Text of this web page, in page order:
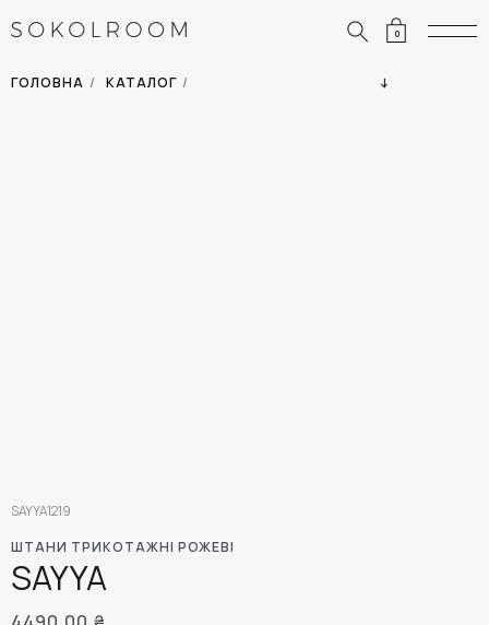
0
ГОЛОВНА / КАТАЛОГ /
ШТАНИ ТРИКОТАЖНІ РОЖЕВІ
SAYYA
SAYYA1219